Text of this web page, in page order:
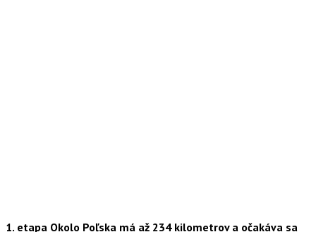
1. etapa Okolo Poľska má až 234 kilometrov a očakáva sa